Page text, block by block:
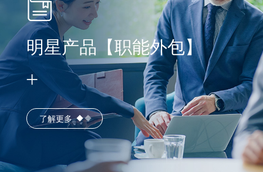
明星产品【职能外包】
了解更多